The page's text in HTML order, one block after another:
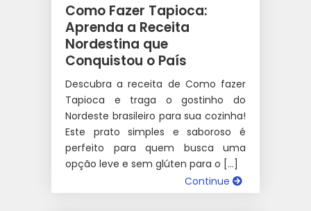
Como Fazer Tapioca:
Aprenda a Receita
Nordestina que
Conquistou o País
Descubra a receita de Como fazer
Tapioca e traga o gostinho do
Nordeste brasileiro para sua cozinha!
Este prato simples e saboroso é
perfeito para quem busca uma
opção leve e sem glúten para o […]
Continue